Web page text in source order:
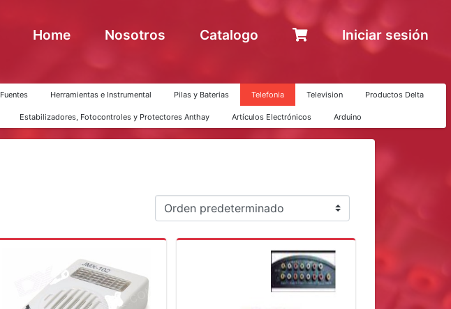
Home Nosotros Catalogo Iniciar sesión
Fuentes Herramientas e Instrumental Pilas y Baterias Telefonia Television Productos Delta
Estabilizadores, Fotocontroles y Protectores Anthay Artículos Electrónicos Arduino